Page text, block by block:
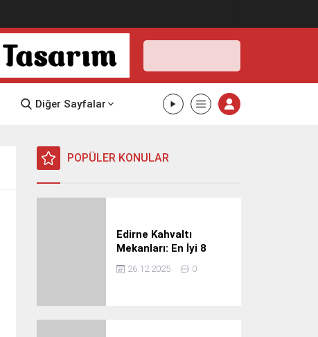
Edirneİlçe
Seçin
20°
NEM
RÜZGAR
Cumartesi
Diğer Sayfalar
POPÜLER KONULAR
Edirne Kahvaltı
Mekanları: En İyi 8
Mekan
26.12.2025 0